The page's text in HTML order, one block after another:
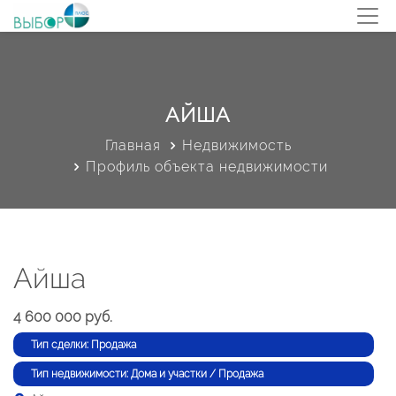
АЙША
Главная
Недвижимость
Профиль объекта недвижимости
Айша
4 600 000 руб.
Тип сделки: Продажа
Тип недвижимости: Дома и участки / Продажа